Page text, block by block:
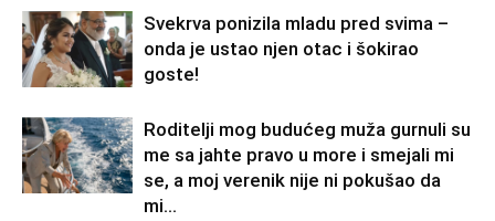
Svekrva ponizila mladu pred svima –
onda je ustao njen otac i šokirao
goste!
Roditelji mog budućeg muža gurnuli su
me sa jahte pravo u more i smejali mi
se, a moj verenik nije ni pokušao da
mi...